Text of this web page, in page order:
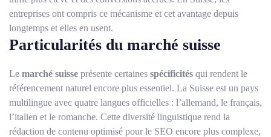
entreprises ont compris ce mécanisme et cet avantage depuis
longtemps et elles en usent.
Particularités du marché suisse
Le marché suisse présente certaines spécificités qui rendent le
référencement naturel encore plus essentiel. La Suisse est un pays
multilingue avec quatre langues officielles : l’allemand, le français,
l’italien et le romanche. Cette diversité linguistique rend la
rédaction de contenu optimisé pour le SEO encore plus complexe,